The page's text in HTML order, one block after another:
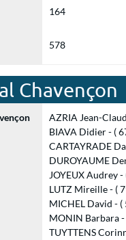
164
578
Chavençon
AZRIA Jean-
BIAVA Didier - (
CARTAYRADE
DUROYAUME
JOYEUX Audrey -
LUTZ Mireille - (
MICHEL David - (
MONIN Barbara -
TUYTTENS